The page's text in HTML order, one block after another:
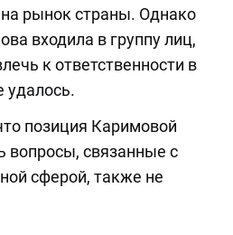
рынок страны. Однако
входила в группу лиц,
к ответственности в
удалось.
позиция Каримовой
вопросы, связанные с
сферой, также не